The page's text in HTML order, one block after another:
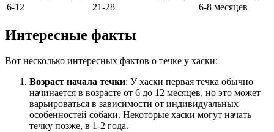
6-12
21-28 6-8 месяцев
Интересные факты
Вот несколько интересных фактов о течке у хаски:
Возраст начала течки: У хаски первая течка обычно
начинается в возрасте от 6 до 12 месяцев, но это может
варьироваться в зависимости от индивидуальных
особенностей собаки. Некоторые хаски могут начать
течку позже, в 1-2 года.